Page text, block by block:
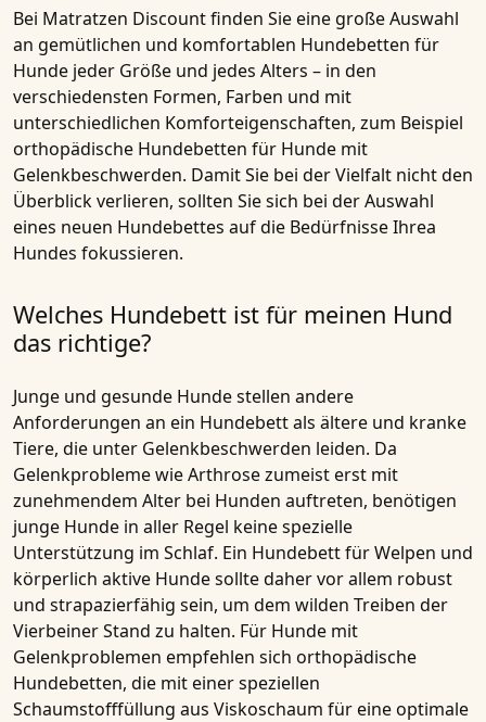
Bei Matratzen Discountfinden Sie eine große Auswahl
an gemütlichen und komfortablen Hundebetten für
Hunde jeder Größe und jedes Alters – in den
verschiedensten Formen, Farben und mit
unterschiedlichen Komforteigenschaften, zum Beispiel
orthopädische Hundebetten für Hunde mit
Gelenkbeschwerden. Damit Sie bei der Vielfalt nicht den
Überblick verlieren, sollten Sie sich bei der Auswahl
eines neuen Hundebettes auf die Bedürfnisse Ihrea
Hundes fokussieren.
Welches Hundebett ist für meinen Hund
das richtige?
Junge und gesunde Hunde stellen andere
Anforderungen an ein Hundebett als ältere und kranke
Tiere, die unter Gelenkbeschwerden leiden. Da
Gelenkprobleme wie Arthrose zumeist erst mit
zunehmendem Alter bei Hunden auftreten, benötigen
junge Hunde in aller Regel keine spezielle
Unterstützung im Schlaf. Ein Hundebett für Welpen und
körperlich aktive Hunde sollte daher vor allem robust
und strapazierfähig sein, um dem wilden Treiben der
Vierbeiner Stand zu halten. Für Hunde mit
Gelenkproblemen empfehlen sich orthopädische
Hundebetten, die mit einer speziellen
Schaumstofffüllung aus Viskoschaum für eine optimale